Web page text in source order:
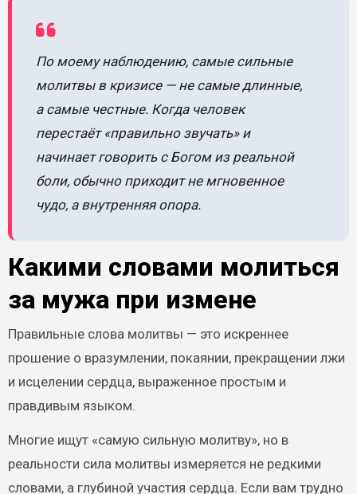
По моему наблюдению, самые сильные
молитвы в кризисе — не самые длинные,
а самые честные. Когда человек
перестаёт «правильно звучать» и
начинает говорить с Богом из реальной
боли, обычно приходит не мгновенное
чудо, а внутренняя опора.
Какими словами молиться
за мужа при измене
Правильные слова молитвы — это искреннее
прошение о вразумлении, покаянии, прекращении лжи
и исцелении сердца, выраженное простым и
правдивым языком.
Многие ищут «самую сильную молитву», но в
реальности сила молитвы измеряется не редкими
словами, а глубиной участия сердца. Если вам трудно